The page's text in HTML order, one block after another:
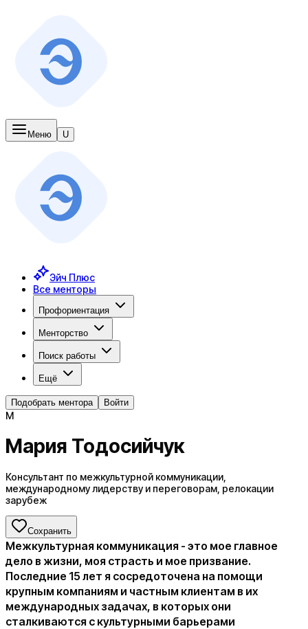
Меню U
Эйч Плюс
Все менторы
Профориентация
Менторство
Поиск работы
Ещё
Подобрать ментора Войти
М
Мария Тодосийчук
Консультант по межкультурной коммуникации,
международному лидерству и переговорам, релокации
зарубеж
Сохранить
Межкультурная коммуникация - это мое главное
дело в жизни, моя страсть и мое призвание.
Последние 15 лет я сосредоточена на помощи
крупным компаниям и частным клиентам в их
международных задачах, в которых они
сталкиваются с культурными барьерами